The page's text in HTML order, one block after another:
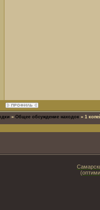
» Общее обсуждение находок » 1